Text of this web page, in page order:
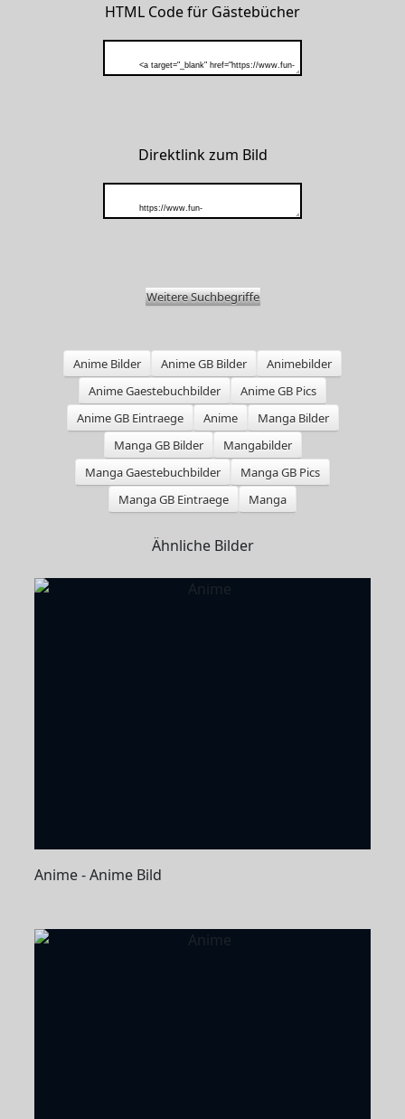
HTML Code für Gästebücher
Direktlink zum Bild
Weitere Suchbegriffe
Anime Bilder Anime GB Bilder
Animebilder
Anime Gaestebuchbilder
Anime GB Pics
Anime GB Eintraege
Anime
Manga Bilder
Manga GB Bilder
Mangabilder
Manga Gaestebuchbilder
Manga GB Pics
Manga GB Eintraege
Manga
Ähnliche Bilder
Anime - Anime Bild